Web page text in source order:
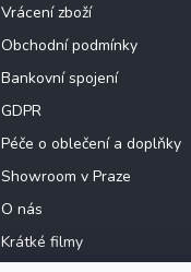
Vrácení zboží
Obchodní podmínky
Bankovní spojení
GDPR
Péče o oblečení a doplňky
Showroom v Praze
O nás
Krátké filmy